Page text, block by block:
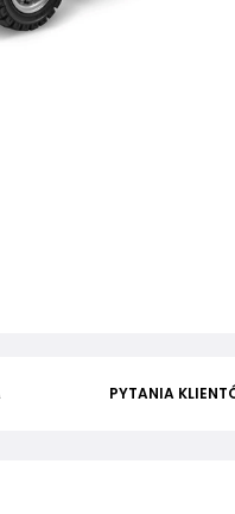
PYTANIA